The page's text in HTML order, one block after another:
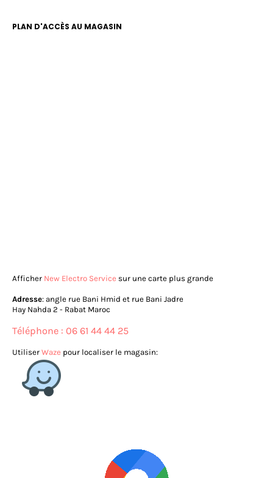
PLAN D'ACCÈS AU MAGASIN
Afficher New Electro Service sur une carte plus grande
Adresse: angle rue Bani Hmid et rue Bani Jadre
Hay Nahda 2 - Rabat Maroc
Téléphone : 06 61 44 44 25
Utiliser Waze pour localiser le magasin: